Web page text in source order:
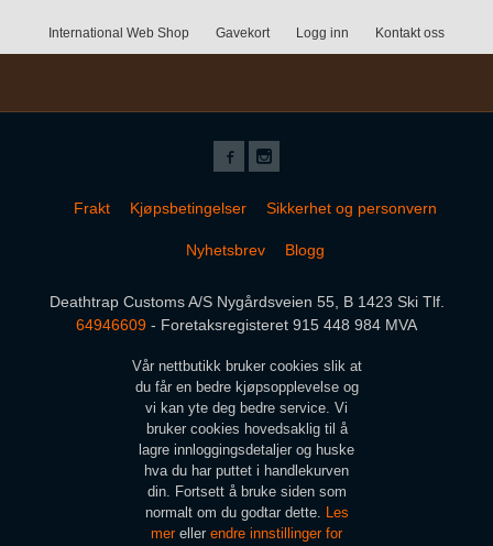
International Web Shop Gavekort Logg inn Kontakt oss
Frakt Kjøpsbetingelser Sikkerhet og personvern
Nyhetsbrev Blogg
Deathtrap Customs A/S Nygårdsveien 55, B 1423 Ski Tlf.
64946609 - Foretaksregisteret 915 448 984 MVA
Vår nettbutikk bruker cookies slik at
du får en bedre kjøpsopplevelse og
vi kan yte deg bedre service. Vi
bruker cookies hovedsaklig til å
lagre innloggingsdetaljer og huske
hva du har puttet i handlekurven
din. Fortsett å bruke siden som
normalt om du godtar dette. Les
mer eller endre innstillinger for